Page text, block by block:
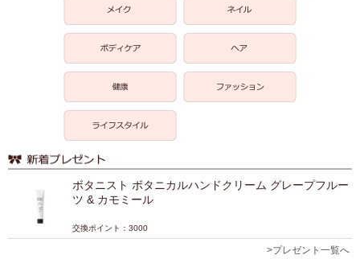
ボタニスト ボタニカルハンドクリーム グレープフルー
ツ & カモミール
交換ポイント：3000
>プレゼント一覧へ